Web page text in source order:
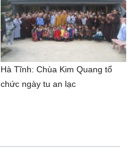
Hà Tĩnh: Chùa Kim Quang tổ
chức ngày tu an lạc